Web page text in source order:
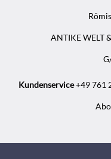
ANTIKE WELT
Kundenservice+49 761